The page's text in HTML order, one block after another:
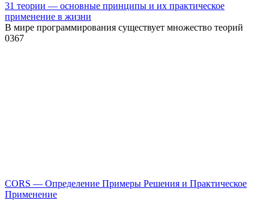
31 теории — основные принципы и их практическое
применение в жизни
В мире программирования существует множество теорий
0367
CORS — Определение Примеры Решения и Практическое
Применение